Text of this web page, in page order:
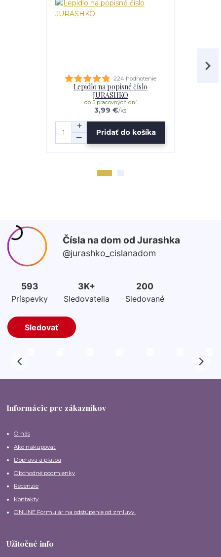
224 hodnotenie
Lepidlo na popisné číslo
JURASHKO
3,99 €/ks
do 5 pracovných dní
Pridať do košíka
Informácie pre zákazníkov
O nás
Ako nakupovať
Doprava a platba
Obchodné podmienky
Recenzie
Kontakty
ONLINE Formulár na odstúpenie od zmluvy
Užitočné info